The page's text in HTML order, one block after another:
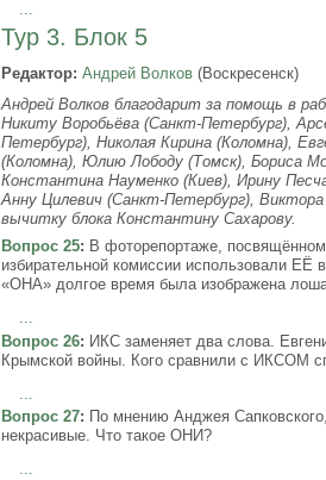
Тур 3. Блок 5
Редактор: Андрей Волков (Воскресенск)
Андрей Волков благодарит за помощь в
Никиту Воробьёва (Санкт-Петербург),
Петербург), Николая Кирина (Коломна),
(Коломна), Юлию Лободу (Томск), Бориса
Константина Науменко (Киев), Ирину
Анну Цилевич (Санкт-Петербург),
вычитку блока Константину Сахарову.
Вопрос 25: В фоторепортаже,
избирательной комиссии использовали ЕЁ
«ОНА» долгое время была изображена
Вопрос 26: ИКС заменяет два слова.
Крымской войны. Кого сравнили с ИКСОМ
Вопрос 27: По мнению Анджея
некрасивые. Что такое ОНИ?
...